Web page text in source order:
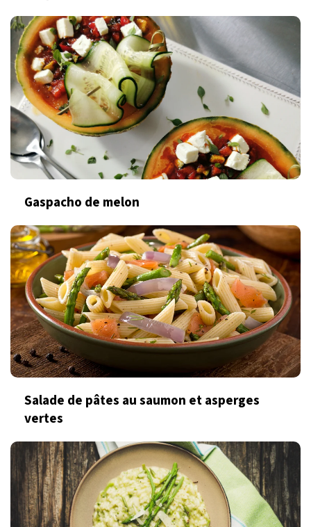
Gaspacho de melon
Salade de pâtes au saumon et asperges
vertes